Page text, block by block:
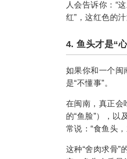
人会告诉你：“
红”，这红色的
4. 鱼头才是“
如果你和一个闽
是“不懂事”。
在闽南，真正会
的“鱼脸”），以
常说：“食鱼头
这种“舍肉求骨”